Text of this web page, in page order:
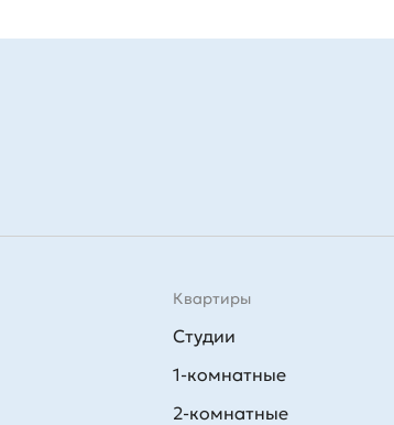
Квартиры
Студии
1-комнатные
2-комнатные